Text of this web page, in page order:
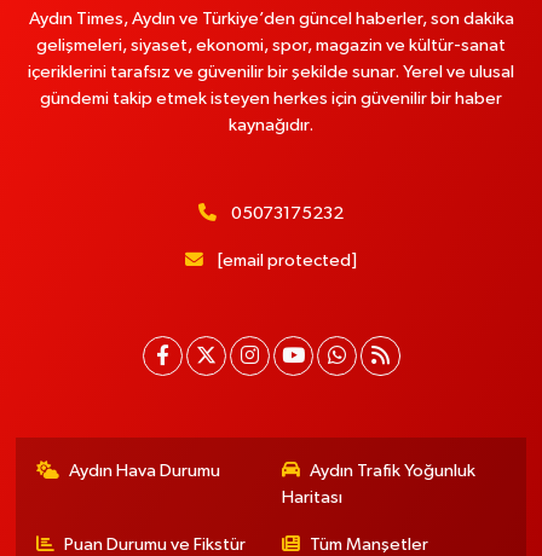
Aydın Times, Aydın ve Türkiye’den güncel haberler, son dakika
gelişmeleri, siyaset, ekonomi, spor, magazin ve kültür-sanat
içeriklerini tarafsız ve güvenilir bir şekilde sunar. Yerel ve ulusal
gündemi takip etmek isteyen herkes için güvenilir bir haber
kaynağıdır.
05073175232
[email protected]
Aydın Hava Durumu
Aydın Trafik Yoğunluk
Haritası
Puan Durumu ve Fikstür Tüm Manşetler